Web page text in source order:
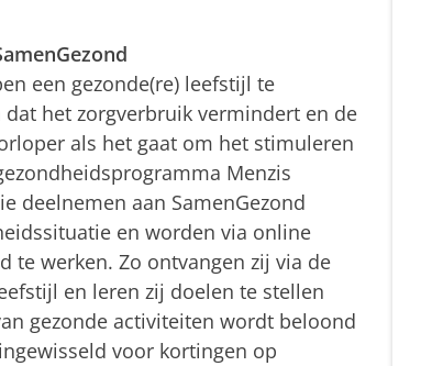
een gezonde(re) leefstijl te
het zorgverbruik vermindert en de
als het gaat om het stimuleren
Menzis
deelnemen aan SamenGezond
en worden via online
te werken. Zo ontvangen zij via de
en leren zij doelen te stellen
gezonde activiteiten wordt beloond
voor kortingen op